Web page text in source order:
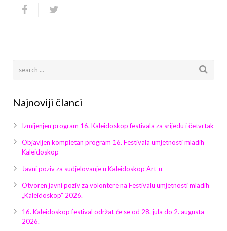
Najnoviji članci
Izmijenjen program 16. Kaleidoskop festivala za srijedu i četvrtak
Objavljen kompletan program 16. Festivala umjetnosti mladih
Kaleidoskop
Javni poziv za sudjelovanje u Kaleidoskop Art-u
Otvoren javni poziv za volontere na Festivalu umjetnosti mladih
„Kaleidoskop“ 2026.
16. Kaleidoskop festival održat će se od 28. jula do 2. augusta
2026.